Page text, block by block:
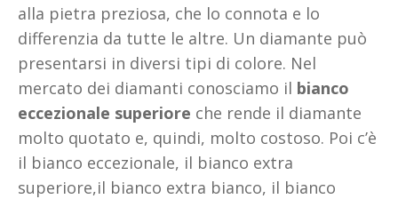
alla pietra preziosa, che lo connota e lo
differenzia da tutte le altre. Un diamante può
presentarsi in diversi tipi di colore. Nel
mercato dei diamanti conosciamo il bianco
eccezionale superiore che rende il diamante
molto quotato e, quindi, molto costoso. Poi c’è
il bianco eccezionale, il bianco extra
superiore,il bianco extra bianco, il bianco